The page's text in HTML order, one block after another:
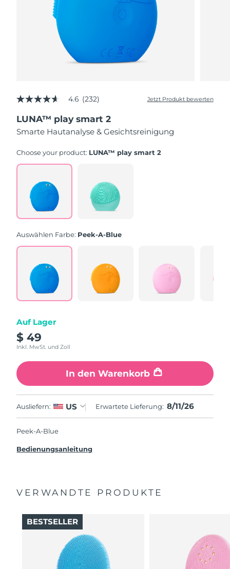
4.6
5
Sternen,
Durchschnittswert
Bewertung.
232
Link
derselben
Seite.
4.6 (232) Jetzt Produkt bewerten
LUNA™ play smart 2
Smarte Hautanalyse & Gesichtsreinigung
Choose your product: LUNA™ play smart 2
Auswählen Farbe: Peek-A-Blue
Auf Lager
$ 49
Inkl. MwSt. und Zoll
In den Warenkorb
Ausliefern: US Erwartete Lieferung: 8/11/26
Peek-A-Blue
Bedienungsanleitung
VERWANDTE PRODUKTE
BESTSELLER